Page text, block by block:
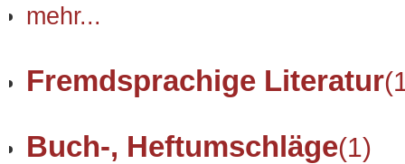
mehr...
Fremdsprachige Literatur
Buch-, Heftumschläge(1)